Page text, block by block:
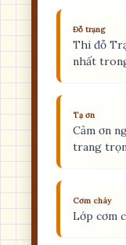
Đỗ trạng
Thi đỗ
nhất
Tạ ơn
Cảm ơn
trang
Cơm cháy
Lớp cơm